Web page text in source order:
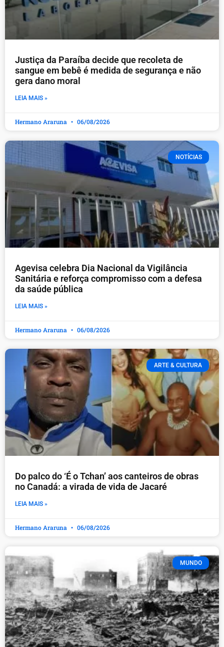
Justiça da Paraíba decide que recoleta de
sangue em bebê é medida de segurança e não
gera dano moral
LEIA MAIS »
Hermano Araruna 06/08/2026
NOTÍCIAS
Agevisa celebra Dia Nacional da Vigilância
Sanitária e reforça compromisso com a defesa
da saúde pública
LEIA MAIS »
Hermano Araruna 06/08/2026
ARTE & CULTURA
Do palco do ‘É o Tchan’ aos canteiros de obras
no Canadá: a virada de vida de Jacaré
LEIA MAIS »
Hermano Araruna 06/08/2026
MUNDO